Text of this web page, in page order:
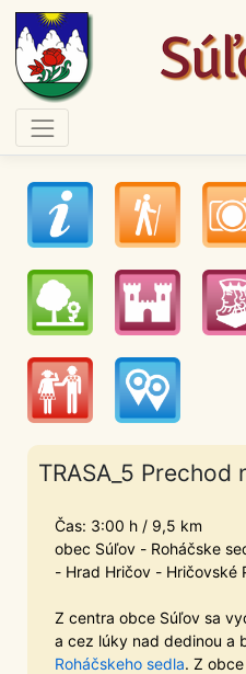
TRASA_5
Čas: 3:00 h / 9,5 km
obec Súľov - Roháčske sedlo - Sedlo pod Roháčom
- Hrad Hričov - Hričovské
Z centra obce Súľov sa
a cez lúky nad dedinou a
Roháčskeho sedla. Z